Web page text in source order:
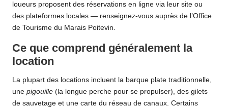
loueurs proposent des réservations en ligne via leur site ou
des plateformes locales — renseignez-vous auprès de l’Office
de Tourisme du Marais Poitevin.
Ce que comprend généralement la
location
La plupart des locations incluent la barque plate traditionnelle,
une pigouille (la longue perche pour se propulser), des gilets
de sauvetage et une carte du réseau de canaux. Certains